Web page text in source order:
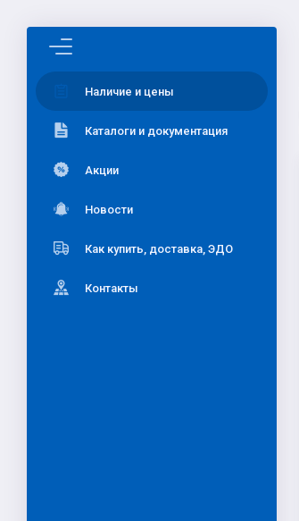
Наличие и цены
Каталоги и документация
Акции
Новости
Как купить, доставка, ЭДО
Контакты